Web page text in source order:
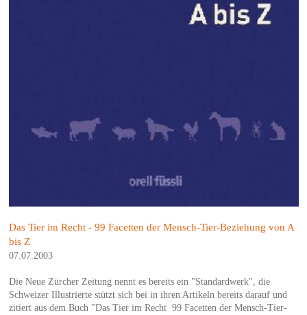
Das Tier im Recht - 99 Facetten der Mensch-Tier-Beziehung von A
bis Z
07.07.2003
Die Neue Zürcher Zeitung nennt es bereits ein "Standardwerk", die
Schweizer Illustrierte stützt sich bei in ihren Artikeln bereits darauf und
zitiert aus dem Buch "Das Tier im Recht ­ 99 Facetten der Mensch-Tier-